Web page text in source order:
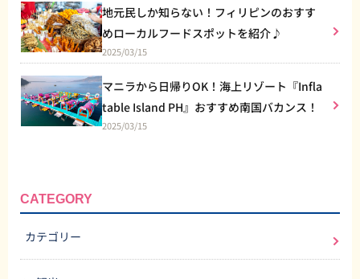
地元民しか知らない！フィリピンのおすす
めローカルフードスポットを紹介♪
2025/03/15
マニラから日帰りOK！海上リゾート『Infla
table Island PH』おすすめ南国バカンス！
2025/03/15
CATEGORY
カテゴリー